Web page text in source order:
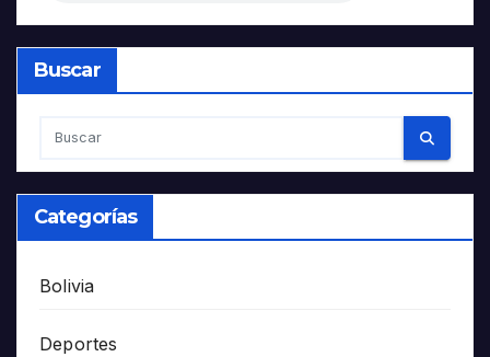
Buscar
Categorías
Bolivia
Deportes